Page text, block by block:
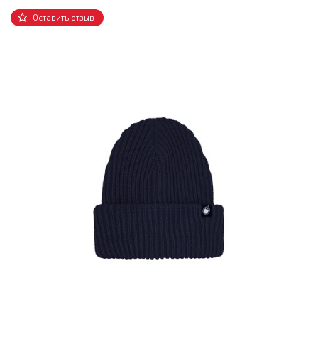
Оставить отзыв